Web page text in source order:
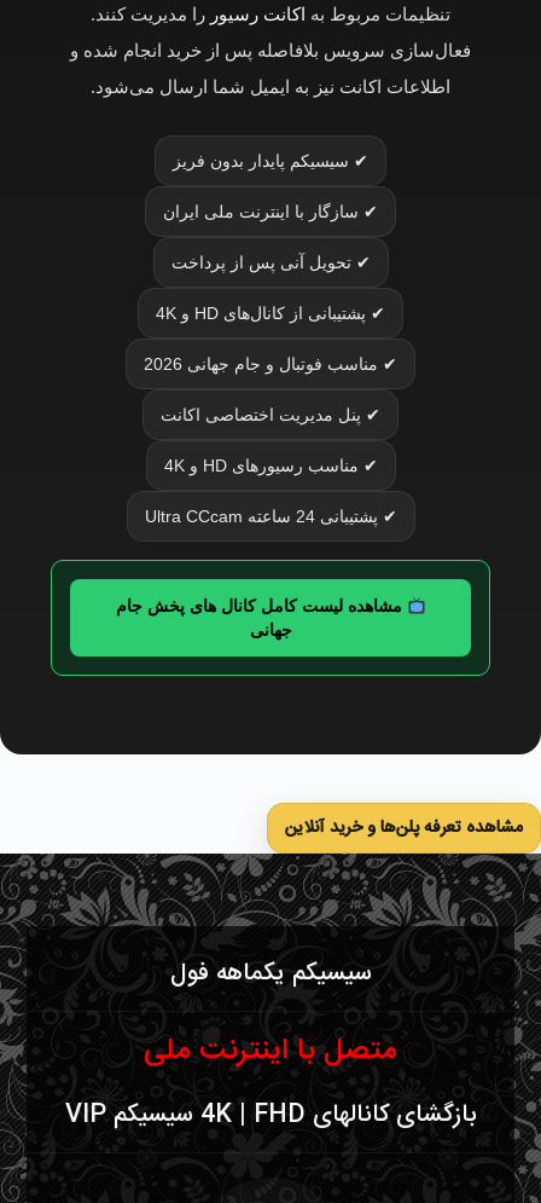
تنظیمات مربوط به اکانت رسیور را مدیریت کنند.
فعال‌سازی سرویس بلافاصله پس از خرید انجام شده و
اطلاعات اکانت نیز به ایمیل شما ارسال می‌شود.
✔ سیسیکم پایدار بدون فریز
✔ سازگار با اینترنت ملی ایران
✔ تحویل آنی پس از پرداخت
✔ پشتیبانی از کانال‌های HD و 4K
✔ مناسب فوتبال و جام جهانی 2026
✔ پنل مدیریت اختصاصی اکانت
✔ مناسب رسیورهای HD و 4K
✔ پشتیبانی 24 ساعته Ultra CCcam
مشاهده لیست کامل کانال های پخش جام
جهانی
مشاهده تعرفه پلن‌ها و خرید آنلاین
سیسیکم یکماهه فول
متصل با اینترنت ملی
بازگشای کانالهای 4K | FHD سیسیکم VIP